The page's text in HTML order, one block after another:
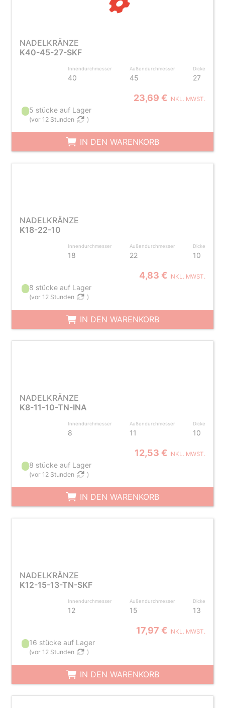
NADELKRÄNZE
K40-45-27-SKF
Innendurchmesser
40
Außendurchmesser
45
Dicke
27
23,69 € INKL. MWST.
5 stücke auf Lager
(vor 12 Stunden )
IN DEN WARENKORB
NADELKRÄNZE
K18-22-10
Innendurchmesser
18
Außendurchmesser
22
Dicke
10
4,83 € INKL. MWST.
8 stücke auf Lager
(vor 12 Stunden )
IN DEN WARENKORB
NADELKRÄNZE
K8-11-10-TN-INA
Innendurchmesser
8
Außendurchmesser
11
Dicke
10
12,53 € INKL. MWST.
8 stücke auf Lager
(vor 12 Stunden )
IN DEN WARENKORB
NADELKRÄNZE
K12-15-13-TN-SKF
Innendurchmesser
12
Außendurchmesser
15
Dicke
13
17,97 € INKL. MWST.
16 stücke auf Lager
(vor 12 Stunden )
IN DEN WARENKORB